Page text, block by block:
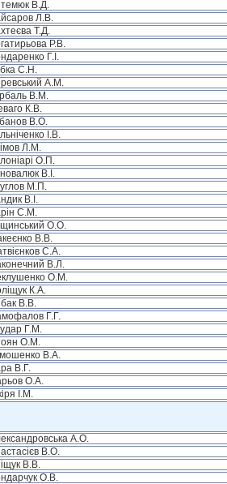
В.Д.
Л.В.
Т.Д.
Р.В.
Г.І.
С.Н.
А.М.
В.М.
К.В.
В.О.
І.В.
Л.М.
О.П.
В.І.
М.П.
В.І.
С.М.
О.О.
В.В.
С.А.
В.Л.
О.М.
К.А.
В.В.
Г.Г.
Г.М.
О.М.
В.А.
В.Г.
О.А.
І.М.
А.О.
В.О.
В.В.
О.В.